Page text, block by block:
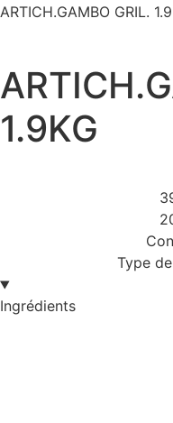
ARTICH.GAMBO GRIL.
1.9KG
Type
Ingrédients